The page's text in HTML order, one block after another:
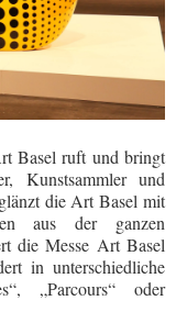
Basel ruft und bringt
Kunstsammler und
die Art Basel mit
aus der ganzen
die Messe Art Basel
in unterschiedliche
„Parcours“ oder